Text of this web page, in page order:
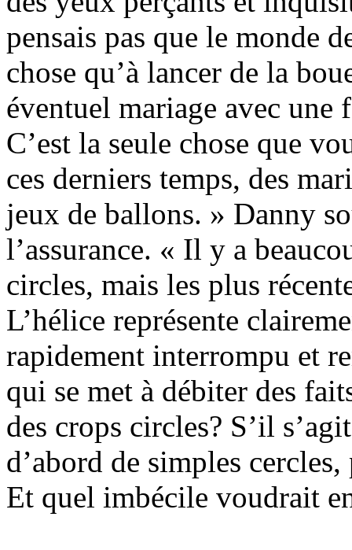
pensais pas que le monde
chose qu’à lancer de la
éventuel mariage avec
C’est la seule chose que
ces derniers temps, des
jeux de ballons. » Danny
l’assurance. « Il y a
circles, mais les plus
L’hélice représente
rapidement interrompu et
qui se met à débiter des
des crops circles? S’il
d’abord de simples
Et quel imbécile voudrait